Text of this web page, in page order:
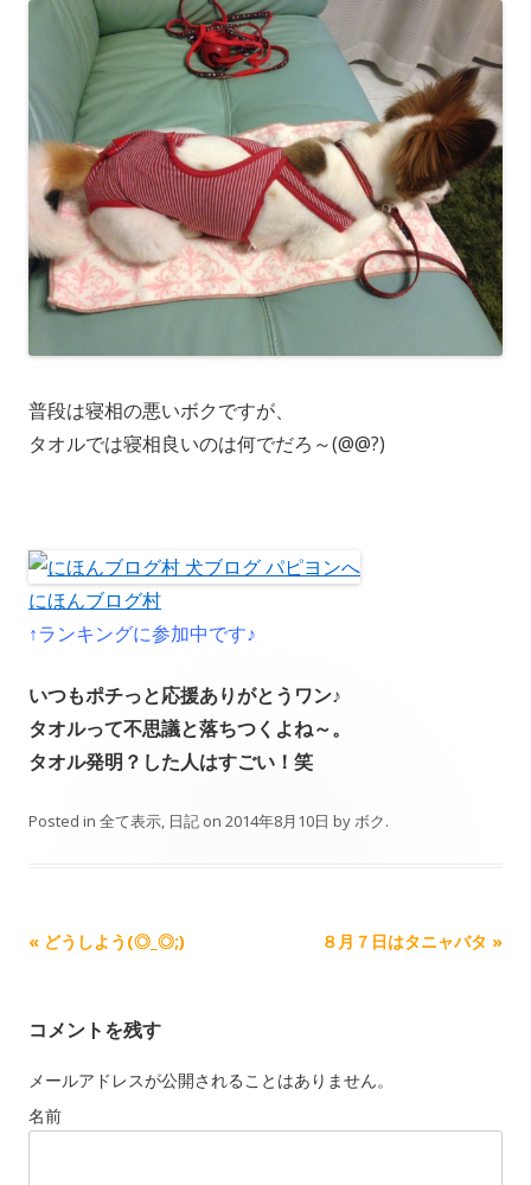
普段は寝相の悪いボクですが、
タオルでは寝相良いのは何でだろ～(@@?)
にほんブログ村
↑ランキングに参加中です♪
いつもポチっと応援ありがとうワン♪
タオルって不思議と落ちつくよね～。
タオル発明？した人はすごい！笑
Posted in 全て表示, 日記 on 2014年8月10日 byボク.
Post navigation
« どうしよう(◎_◎;) ８月７日はタニャバタ »
コメントを残す
メールアドレスが公開されることはありません。
名前